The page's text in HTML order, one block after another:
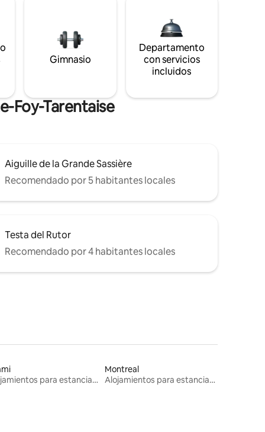
Gimnasio
Departamento
con servicios
incluidos
Foy-Tarentaise
Aiguille de la Grande Sassière
Recomendado por 5 habitantes locales
Testa del Rutor
Recomendado por 4 habitantes locales
Alojamientos para estancias largas
Montreal
Alojamientos para estancias largas